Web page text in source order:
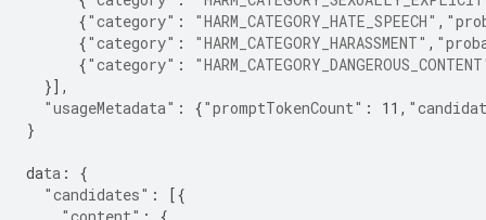
{"category" : "HARM_CATEGORY_HATE_SPEECH" ,
{"category" : "HARM_CATEGORY_HARASSMENT" ,
{"category" :
}],
"usageMetadata" : {"promptTokenCount" : 11 ,
}
data :
{
"candidates" :
[{